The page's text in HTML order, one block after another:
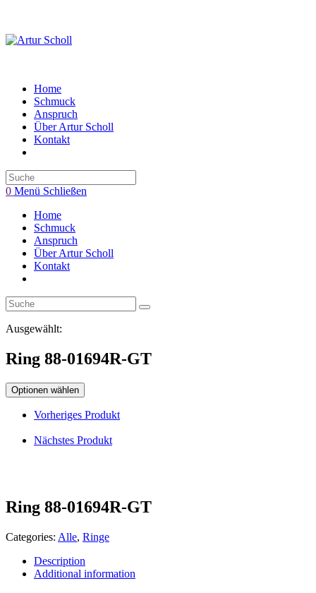
springen
Home
Schmuck
Anspruch
Über Artur Scholl
Kontakt
search
0 Menü Schließen
Home
Schmuck
Anspruch
Über Artur Scholl
Kontakt
search
Ausgewählt:
Ring 88-01694R-GT
Optionen wählen
Vorheriges Produkt
Nächstes Produkt
Ring 88-01694R-GT
Categories: Alle, Ringe
Description
Additional information